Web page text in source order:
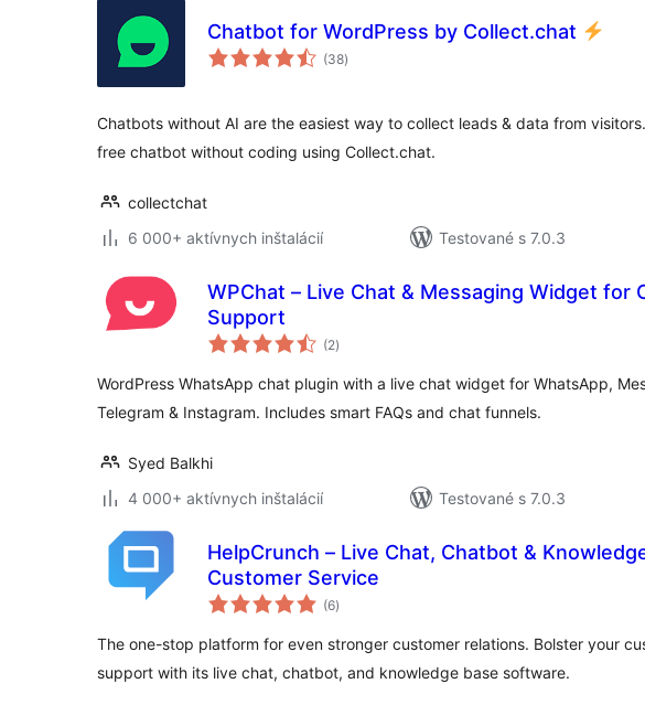
Chatbot for WordPress by Collect.chat
(38celkové
hodnotenie
)
Chatbots without AI are the easiest way to collect leads & data from
free chatbot without coding using Collect.chat.
collectchat
6 000+ aktívnych inštalácií
Testované s 7.0.3
WPChat – Live Chat & Messaging Widget for
Support
(2celkové
hodnotenie
)
WordPress WhatsApp chat plugin with a live chat widget for WhatsApp,
Telegram & Instagram. Includes smart FAQs and chat funnels.
Syed Balkhi
4 000+ aktívnych inštalácií
Testované s 7.0.3
HelpCrunch – Live Chat, Chatbot &
Customer Service
(6celkové
hodnotenie
)
The one-stop platform for even stronger customer relations. Bolster your
support with its live chat, chatbot, and knowledge base software.